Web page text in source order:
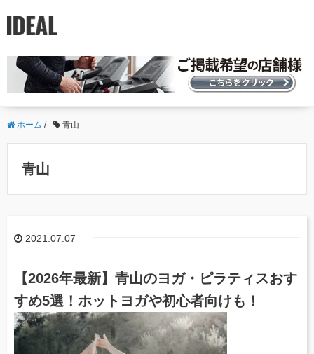
ホーム / 青山
青山
2021.07.07
【2026年最新】青山のヨガ・ピラティスおす
すめ5選！ホットヨガや初心者向けも！